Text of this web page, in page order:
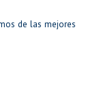
de las mejores